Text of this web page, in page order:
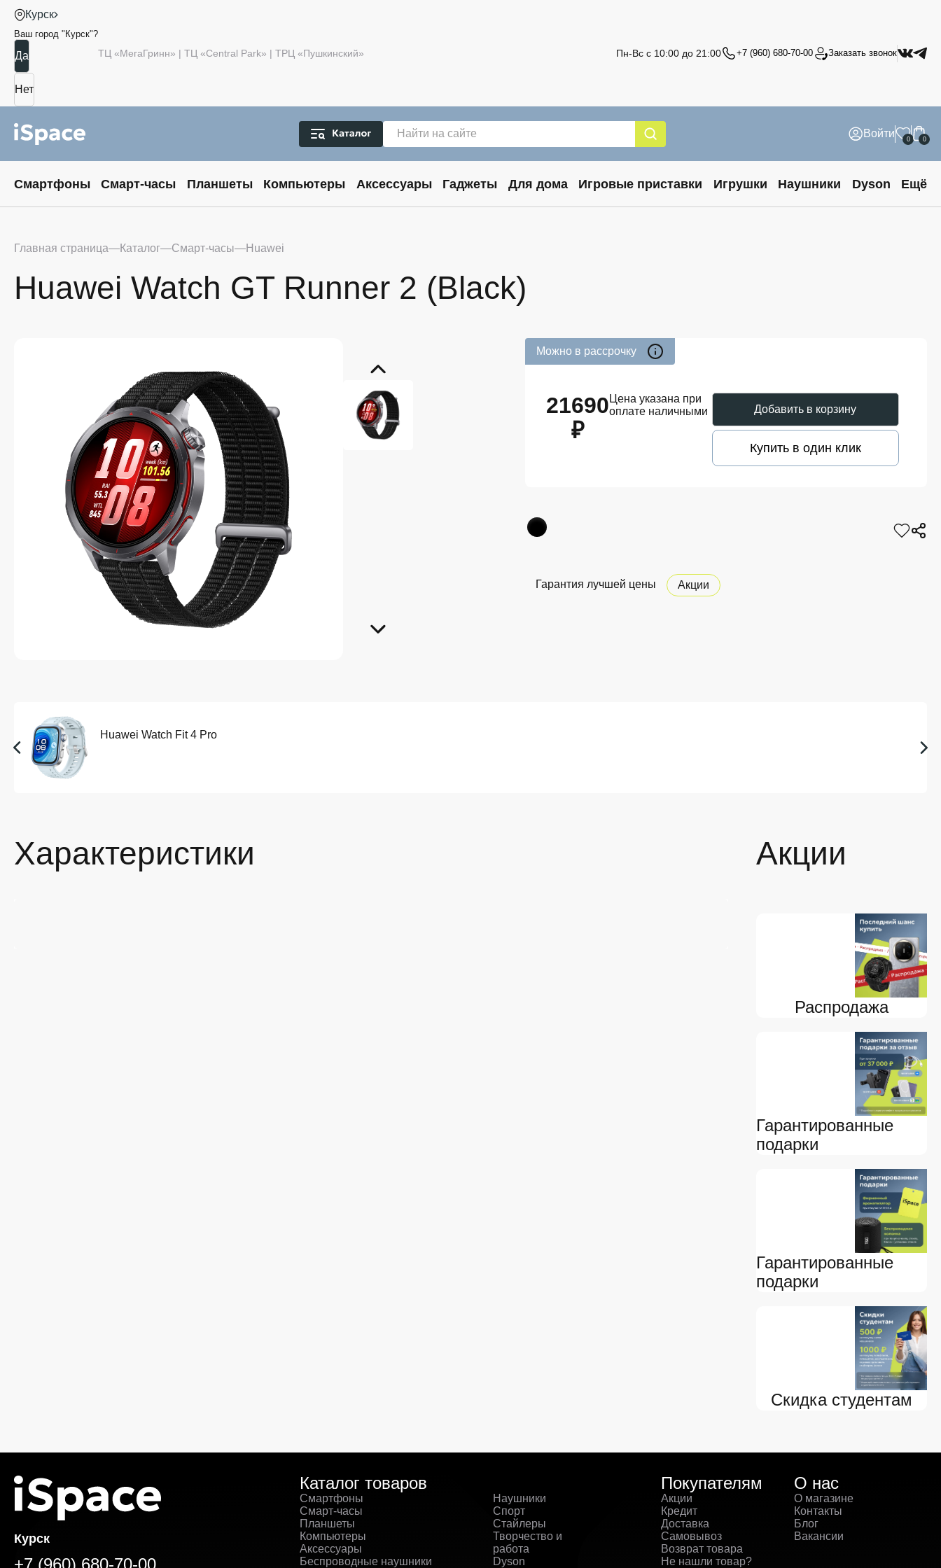
Курск
Ваш город " Курск"?
ТЦ «МегаГринн» | ТЦ «Central Park» | ТРЦ «Пушкинский» Пн-Вс с 10:00 до 21:00 +7 (960) 680-70-00 Заказать звонок
Войти 0 0
Смартфоны Смарт-часы Планшеты Компьютеры Аксессуары Гаджеты Для дома Игровые приставки Игрушки Наушники Dyson Ещё
Главная страница Каталог Смарт-часы Huawei
Huawei Watch GT Runner 2 (Black)
Можно в рассрочку
21690
₽
Цена указана при
оплате наличными
Добавить в корзину
Купить в один клик
Гарантия лучшей цены Акции
Huawei Watch Fit 4 Pro
Акции
Распродажа
Гарантированные
подарки
Гарантированные
подарки
Скидка студентам
Характеристики
Курск
+7 (960) 680-70-00
Каталог товаров
Смартфоны
Смарт-часы
Планшеты
Компьютеры
Аксессуары
Беспроводные наушники
Наушники
Спорт
Стайлеры
Творчество и
работа
Dyson
Покупателям
Акции
Кредит
Доставка
Самовывоз
Возврат товара
Не нашли товар?
О нас
О магазине
Контакты
Блог
Вакансии